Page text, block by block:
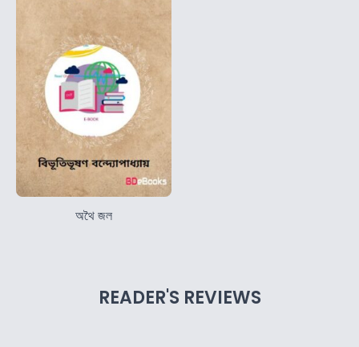
অথৈ জল
READER'S REVIEWS